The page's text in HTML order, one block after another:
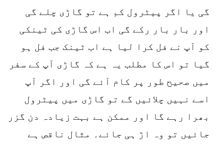
گی یا اگر پیٹرول کم ہے تو گاڑی چلے گی
اور بار بار رکے گی اب اس گاڑی کی ٹینکی
کو آپ نے فل کرا لیا ہے اب ٹینک جب فل ہو
گیا تو اس کا مطلب یہ ہے کہ گاڑی آپ کے سفر
میں صحیح طور پر کام آئے گی اور اگر آپ
اسے نہیں چلائیں گے تو گاڑی میں پیٹرول
بھرا رہے گا اور ممکن ہے بہت زیادہ دن گزر
جائیں تو وہ اڑ ہی جائے۔ مثال ناقص ہے